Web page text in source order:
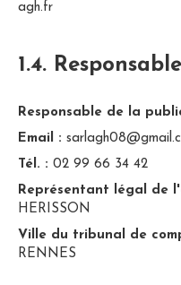
agh.fr
1.4.
Responsable de la
Email :
Tél. : 02 99 66 34 42
Représentant légal de
HERISSON
Ville du tribunal de
RENNES